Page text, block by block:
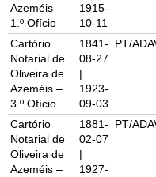
Azeméis –
1.º Ofício
1915-
10-11
Cartório
Notarial de
Oliveira de
Azeméis –
3.º Ofício
1841-
08-27
|
1923-
09-03
PT/
Cartório
Notarial de
Oliveira de
Azeméis –
1881-
02-07
|
1927-
PT/